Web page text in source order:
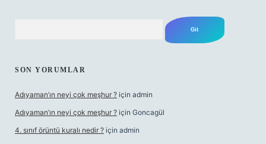
SON YORUMLAR
Adıyaman’ın neyi çok meşhur ? için admin
Adıyaman’ın neyi çok meşhur ? için Goncagül
4. sınıf örüntü kuralı nedir ? için admin